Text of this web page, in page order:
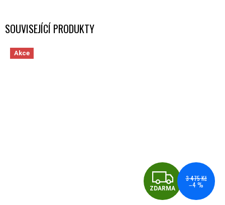
SOUVISEJÍCÍ PRODUKTY
Akce
ZDARMA
3 475 Kč
–4 %